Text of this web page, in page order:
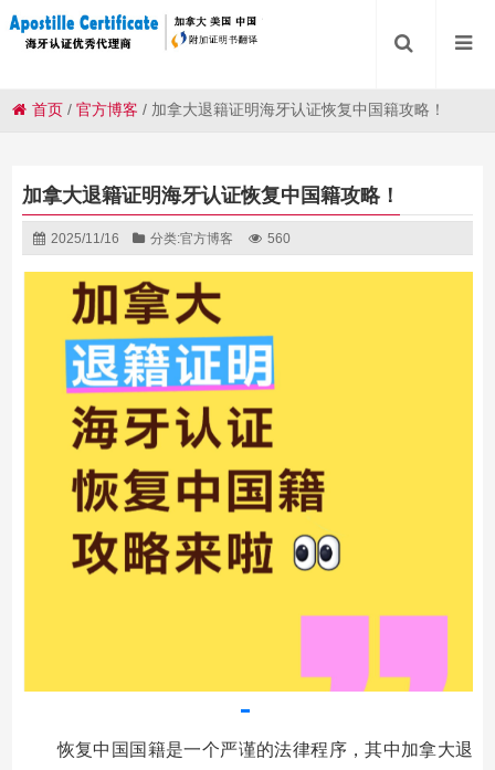
首页 /官方博客 / 加拿大退籍证明海牙认证恢复中国籍攻略！
加拿大退籍证明海牙认证恢复中国籍攻略！
2025/11/16 分类:官方博客 560
恢复中国国籍是一个严谨的法律程序，其中加拿大退